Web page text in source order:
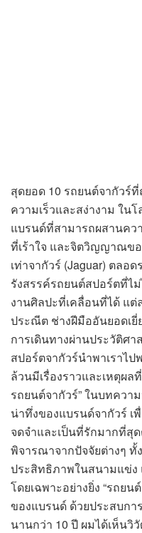
สุดยอด 10 รถยนต์จากัวร์
ความเร็วและสง่างาม ใน
แบรนด์ที่สามารถผสานคว
ที่เร้าใจ และจิตวิญญาณข
เท่าจากัวร์ (Jaguar) ตลอ
รังสรรค์รถยนต์สปอร์ตที่ไ
งานศิลปะที่เคลื่อนที่ได้ แ
ประณีต ช่างฝีมืออันยอดเ
การเดินทางผ่านประวัติศ
สปอร์ตจากัวร์นำพาเราไ
ล้วนมีเรื่องราวและเหตุผล
รถยนต์จากัวร์” ในบทควา
น่าทึ่งของแบรนด์จากัวร์
จดจำและเป็นที่รักมากที่สุ
พิจารณาจากปัจจัยต่างๆ
ประสิทธิภาพในสนามแข่ง
โดยเฉพาะอย่างยิ่ง “รถย
ของแบรนด์ ด้วยประสบก
นานกว่า 10 ปี ผมได้เห็น